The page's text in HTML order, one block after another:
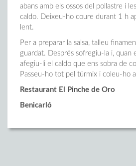
abans amb els ossos del pollastre i
caldo. Deixeu-ho coure durant 1 h
lent.
Per a preparar la salsa, talleu
guardat. Després sofregiu-la i, quan
afegiu-li el caldo que ens sobra de
Passeu-ho tot pel túrmix i coleu-ho
Restaurant El Pinche de Oro
Benicarló